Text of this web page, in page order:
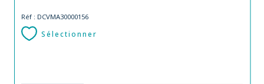
Réf : DCVMA30000156
Sélectionner